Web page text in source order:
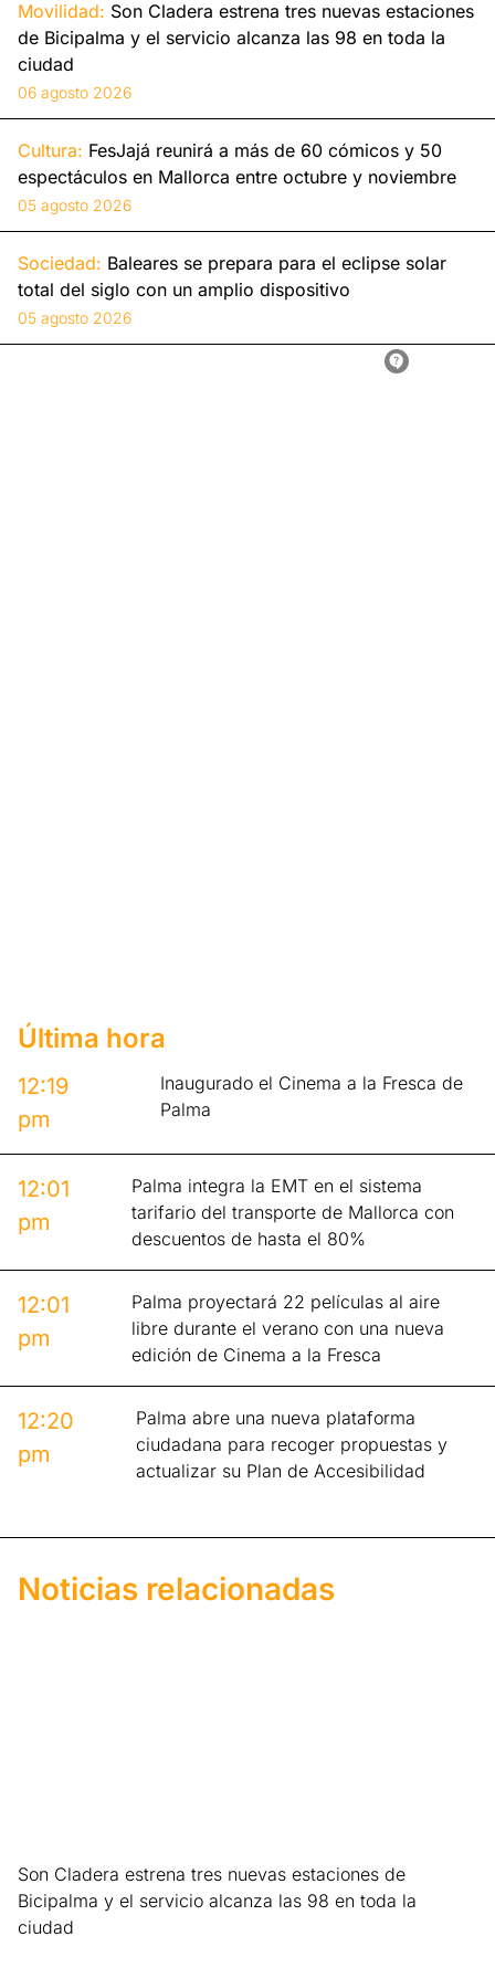
Movilidad: Son Cladera estrena tres nuevas estaciones
de Bicipalma y el servicio alcanza las 98 en toda la
ciudad
06 agosto 2026
Cultura: FesJajá reunirá a más de 60 cómicos y 50
espectáculos en Mallorca entre octubre y noviembre
05 agosto 2026
Sociedad: Baleares se prepara para el eclipse solar
total del siglo con un amplio dispositivo
05 agosto 2026
Última hora
12:19
pm
Inaugurado el Cinema a la Fresca de
Palma
12:01
pm
Palma integra la EMT en el sistema
tarifario del transporte de Mallorca con
descuentos de hasta el 80%
12:01
pm
Palma proyectará 22 películas al aire
libre durante el verano con una nueva
edición de Cinema a la Fresca
12:20
pm
Palma abre una nueva plataforma
ciudadana para recoger propuestas y
actualizar su Plan de Accesibilidad
Noticias relacionadas
Son Cladera estrena tres nuevas estaciones de
Bicipalma y el servicio alcanza las 98 en toda la
ciudad